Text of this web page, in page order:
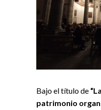
Bajo el título de “La
patrimonio